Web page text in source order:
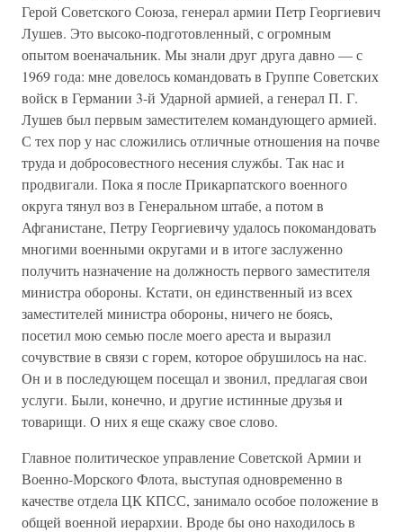
Герой Советского Союза, генерал армии Петр Георгиевич
Лушев. Это высоко-подготовленный, с огромным
опытом военачальник. Мы знали друг друга давно — с
1969 года: мне довелось командовать в Группе Советских
войск в Германии 3-й Ударной армией, а генерал П. Г.
Лушев был первым заместителем командующего армией.
С тех пор у нас сложились отличные отношения на почве
труда и добросовестного несения службы. Так нас и
продвигали. Пока я после Прикарпатского военного
округа тянул воз в Генеральном штабе, а потом в
Афганистане, Петру Георгиевичу удалось покомандовать
многими военными округами и в итоге заслуженно
получить назначение на должность первого заместителя
министра обороны. Кстати, он единственный из всех
заместителей министра обороны, ничего не боясь,
посетил мою семью после моего ареста и выразил
сочувствие в связи с горем, которое обрушилось на нас.
Он и в последующем посещал и звонил, предлагая свои
услуги. Были, конечно, и другие истинные друзья и
товарищи. О них я еще скажу свое слово.
Главное политическое управление Советской Армии и
Военно-Морского Флота, выступая одновременно в
качестве отдела ЦК КПСС, занимало особое положение в
общей военной иерархии. Вроде бы оно находилось в